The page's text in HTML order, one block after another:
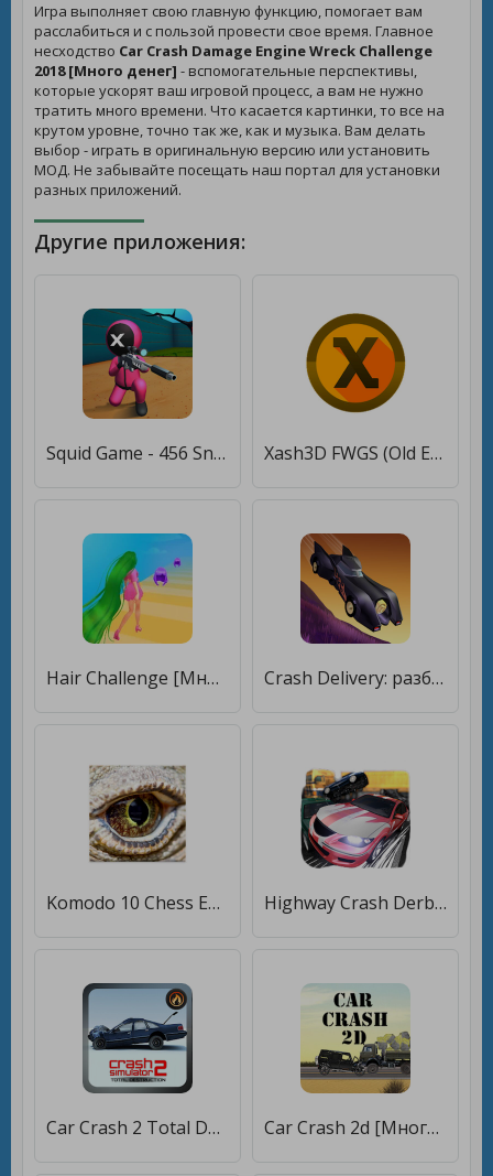
Игра выполняет свою главную функцию, помогает вам
расслабиться и с пользой провести свое время. Главное
несходство Car Crash Damage Engine Wreck Challenge
2018 [Много денег] - вспомогательные перспективы,
которые ускорят ваш игровой процесс, а вам не нужно
тратить много времени. Что касается картинки, то все на
крутом уровне, точно так же, как и музыка. Вам делать
выбор - играть в оригинальную версию или установить
МОД. Не забывайте посещать наш портал для установки
разных приложений.
Другие приложения:
Squid Game - 456 Sniper Challenge [Много денег] Xash3D FWGS (Old Engine) [Бесплатные покупки]
Hair Challenge [Много денег] Crash Delivery: разбить машину [Много денег]
Komodo 10 Chess Engine [Мод меню] Highway Crash Derby [Много монет]
Car Crash 2 Total Destruction [Много денег] Car Crash 2d [Много денег]